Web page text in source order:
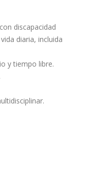
discapacidad
diaria, incluida
y tiempo libre.